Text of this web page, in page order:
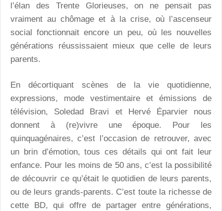
l’élan des Trente Glorieuses, on ne pensait pas
vraiment au chômage et à la crise, où l’ascenseur
social fonctionnait encore un peu, où les nouvelles
générations réussissaient mieux que celle de leurs
parents.
En décortiquant scènes de la vie quotidienne,
expressions, mode vestimentaire et émissions de
télévision, Soledad Bravi et Hervé Éparvier nous
donnent à (re)vivre une époque. Pour les
quinquagénaires, c’est l’occasion de retrouver, avec
un brin d’émotion, tous ces détails qui ont fait leur
enfance. Pour les moins de 50 ans, c’est la possibilité
de découvrir ce qu’était le quotidien de leurs parents,
ou de leurs grands-parents. C’est toute la richesse de
cette BD, qui offre de partager entre générations,